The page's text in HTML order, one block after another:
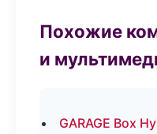
Похожие
и
GARAGE Box